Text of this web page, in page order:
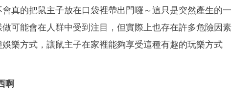
真的把鼠主子放在口袋裡帶出門囉～這只是突然產生的一
可能會在人群中受到注目，但實際上也存在許多危險因素
樂方式，讓鼠主子在家裡能夠享受這種有趣的玩樂方式
啊